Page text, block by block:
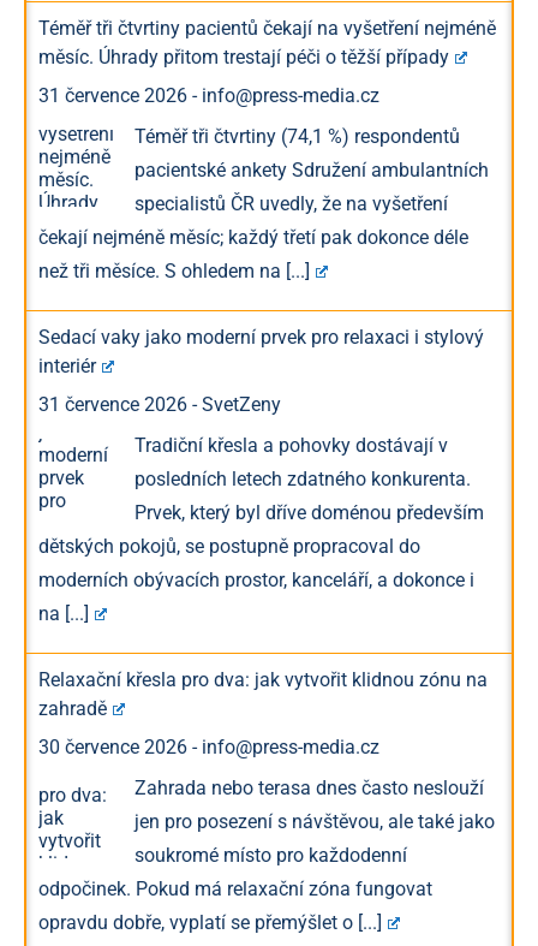
Téměř tři čtvrtiny pacientů čekají na vyšetření nejméně
měsíc. Úhrady přitom trestají péči o těžší případy
31 července 2026 - info@press-media.cz
Téměř tři čtvrtiny (74,1 %) respondentů
pacientské ankety Sdružení ambulantních
specialistů ČR uvedly, že na vyšetření
čekají nejméně měsíc; každý třetí pak dokonce déle
než tři měsíce. S ohledem na [...]
Sedací vaky jako moderní prvek pro relaxaci i stylový
interiér
31 července 2026 -SvetZeny
Tradiční křesla a pohovky dostávají v
posledních letech zdatného konkurenta.
Prvek, který byl dříve doménou především
dětských pokojů, se postupně propracoval do
moderních obývacích prostor, kanceláří, a dokonce i
na [...]
Relaxační křesla pro dva: jak vytvořit klidnou zónu na
zahradě
30 července 2026 - info@press-media.cz
Zahrada nebo terasa dnes často neslouží
jen pro posezení s návštěvou, ale také jako
soukromé místo pro každodenní
odpočinek. Pokud má relaxační zóna fungovat
opravdu dobře, vyplatí se přemýšlet o [...]